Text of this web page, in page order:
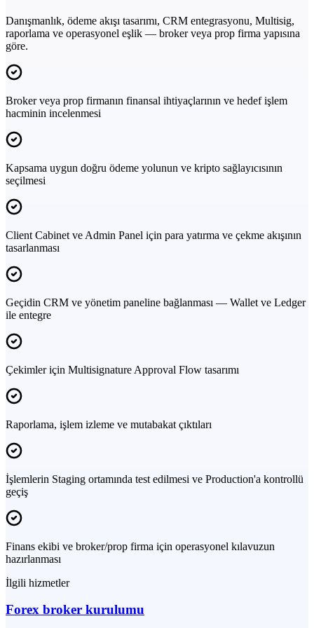
Danışmanlık, ödeme akışı tasarımı, CRM entegrasyonu, Multisig,
raporlama ve operasyonel eşlik — broker veya prop firma yapısına
göre.
Broker veya prop firmanın finansal ihtiyaçlarının ve hedef işlem
hacminin incelenmesi
Kapsama uygun doğru ödeme yolunun ve kripto sağlayıcısının
seçilmesi
Client Cabinet ve Admin Panel için para yatırma ve çekme akışının
tasarlanması
Geçidin CRM ve yönetim paneline bağlanması — Wallet ve Ledger
ile entegre
Çekimler için Multisignature Approval Flow tasarımı
Raporlama, işlem izleme ve mutabakat çıktıları
İşlemlerin Staging ortamında test edilmesi ve Production'a kontrollü
geçiş
Finans ekibi ve broker/prop firma için operasyonel kılavuzun
hazırlanması
İlgili hizmetler
Forex broker kurulumu